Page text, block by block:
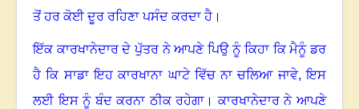
ਤੋਂ ਹਰ ਕੋਈ ਦੂਰ ਰਹਿਣਾ ਪਸੰਦ ਕਰਦਾ ਹੈ ।
ਇੱਕ ਕਾਰਖਾਨੇਦਾਰ ਦੇ ਪੁੱਤਰ ਨੇ ਆਪਣੇ ਪਿਉ ਨੂੰ ਕਿਹਾ ਕਿ ਮੈਨੂੰ ਡਰ
ਹੈ ਕਿ ਸਾਡਾ ਇਹ ਕਾਰਖਾਨਾ ਘਾਟੇ ਵਿੱਚ ਨਾ ਚਲਿਆ ਜਾਵੇ,ਇਸ
ਲਈ ਇਸ ਨੂੰ ਬੰਦ ਕਰਨਾ ਠੀਕ ਰਹੇਗਾ ।ਕਾਰਖਾਨੇਦਾਰ ਨੇ ਆਪਣੇ